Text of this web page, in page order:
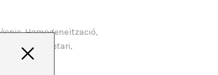
Homogeneïtzació,
propietari,